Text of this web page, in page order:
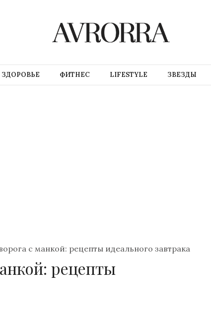
ЗДОРОВЬЕ ФИТНЕС LIFESTYLE ЗВЕЗДЫ
с манкой: рецепты идеального завтрака
рецепты